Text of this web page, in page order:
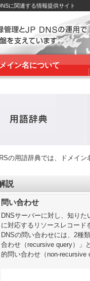
に関連する情報提供サイト
イン名について
の用語辞典では、ドメイ
説
問い合わせ
DNSサーバーに対し、知り
に対応するリソースレコード
DNSの問い合わせには、2種
合わせ（recursive query）」
的問い合わせ（non-